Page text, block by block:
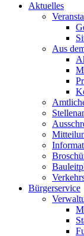
Aktuelles
Aus
Bürgerservice